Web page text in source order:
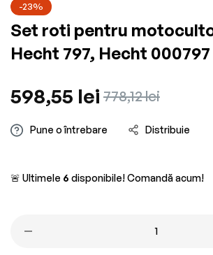
-23%
Set roti pentru
Hecht 797, Hecht 000797
Preț
obișnuit
598,55 lei Preț
redus
778,12 lei
Pune o întrebare Distribuie
🚨 Ultimele 6 disponibile! Comandă acum!